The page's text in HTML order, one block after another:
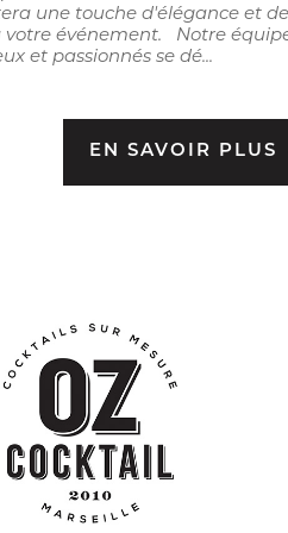
une touche d'élégance et de
votre événement. Notre
et passionnés se dé...
EN SAVOIR PLUS